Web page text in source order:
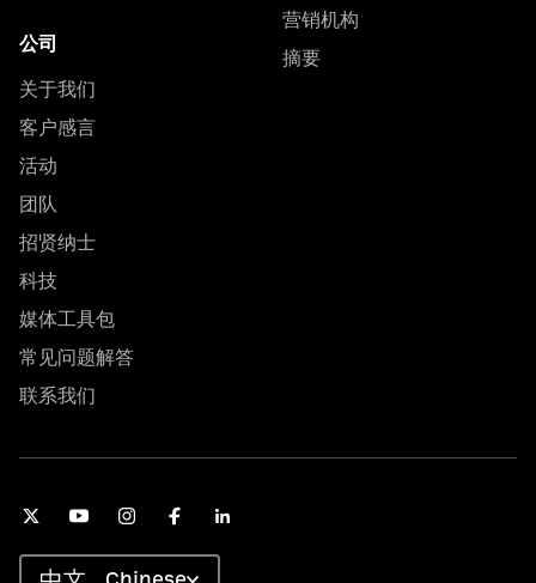
公司
关于我们
客户感言
活动
团队
招贤纳士
科技
媒体工具包
常见问题解答
联系我们
营销机构
摘要